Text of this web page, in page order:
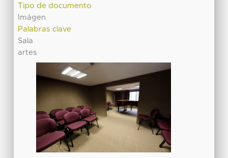
Tipo de documento
Imágen
Palabras clave
Sala
artes